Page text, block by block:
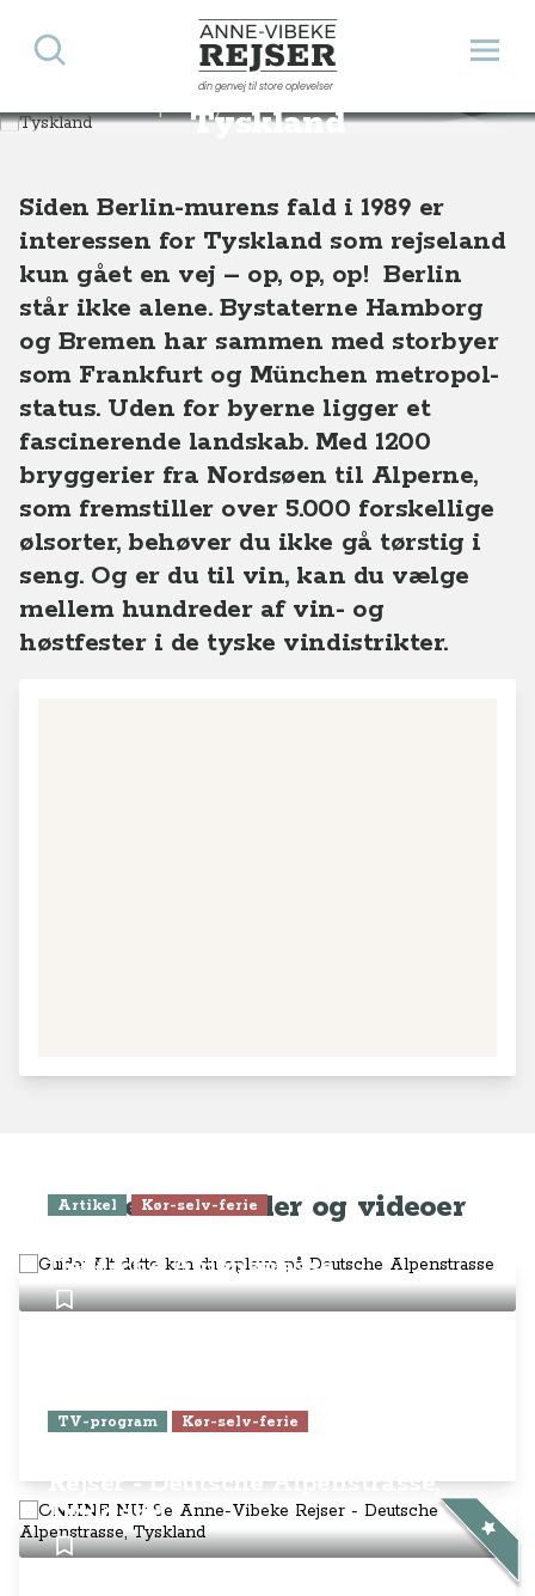
Anne-Vibeke Rejser
din genvej til store oplevelser
Åbn
Søg
Tyskland
Destinationer Europa Tyskland
Siden Berlin-murens fald i 1989 er
interessen for Tyskland som rejseland
kun gået en vej – op, op, op! Berlin
står ikke alene. Bystaterne Hamborg
og Bremen har sammen med storbyer
som Frankfurt og München metropol-
status. Uden for byerne ligger et
fascinerende landskab. Med 1200
bryggerier fra Nordsøen til Alperne,
som fremstiller over 5.000 forskellige
ølsorter, behøver du ikke gå tørstig i
seng. Og er du til vin, kan du vælge
mellem hundreder af vin- og
høstfester i de tyske vindistrikter.
Seneste artikler og videoer
Artikel Kør-selv-ferie
Deutsche Alpenstrasse
TV-program Kør-selv-ferie
Rejser - Deutsche Alpenstrasse,
Tyskland